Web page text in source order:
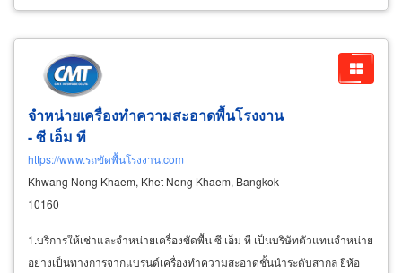
และสร้างกำไรให้กับคู่ค้า
จำหน่ายเครื่องทำความสะอาดพื้นโรงงาน
- ซี เอ็ม ที
https://www.รถขัดพื้นโรงงาน.com
Khwang Nong Khaem, Khet Nong Khaem, Bangkok
10160
1.บริการให้เช่าและจำหน่ายเครื่องขัดพื้น ซี เอ็ม ที เป็นบริษัทตัวแทนจำหน่าย
อย่างเป็นทางการจากแบรนด์เครื่องทำความสะอาดชั้นนำระดับสากล ยี่ห้อ